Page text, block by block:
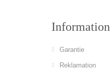
Information
Garantie
Reklamation